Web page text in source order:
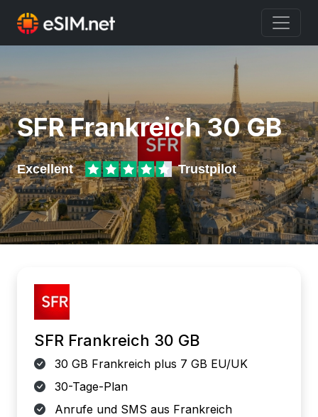
SFR Frankreich 30 GB
SFR Frankreich 30 GB
30 GB Frankreich plus 7 GB EU/UK
30-Tage-Plan
Anrufe und SMS aus Frankreich